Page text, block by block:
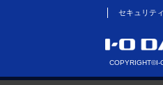
セキュリテ
COPYRIGHT©I-